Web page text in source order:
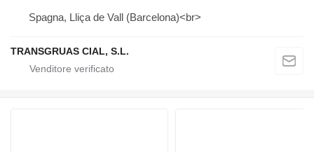
Spagna, Lliça de Vall (Barcelona)<br>
TRANSGRUAS CIAL, S.L.